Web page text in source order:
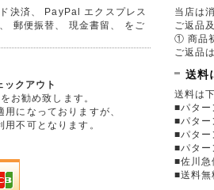
決済、 PayPal エクスプレス
郵便振替、 現金書留、 をご
クアウト
お勧め致します。
用になっておりますが、
不可となります。
当店は
ご返品
① 商品
ご返品
送料
送料は
■パタ
■パタ
■パタ
■パタ
■佐川急
■送料無